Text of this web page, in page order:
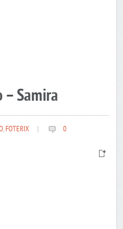
– Samira
,FOTERIX 0